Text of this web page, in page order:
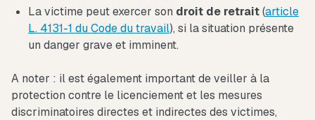
La victime peut exercer son droit de retrait(article
L. 4131-1 du Code du travail), si la situation présente
un danger grave et imminent.
A noter : il est également important de veiller à la
protection contre le licenciement et les mesures
discriminatoires directes et indirectes des victimes,